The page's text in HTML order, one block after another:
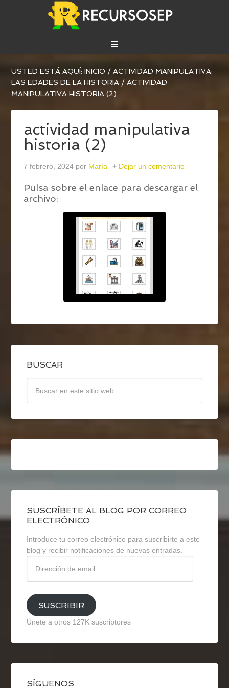
USTED ESTÁ AQUÍ:INICIO / ACTIVIDAD MANIPULATIVA:
LAS EDADES DE LA HISTORIA / ACTIVIDAD
MANIPULATIVA HISTORIA (2)
actividad manipulativa
historia (2)
7 febrero, 2024 por María Dejar un comentario
Pulsa sobre el enlace para descargar el
archivo:
BUSCAR
SUSCRÍBETE AL BLOG POR CORREO
ELECTRÓNICO
Introduce tu correo electrónico para suscribirte a este
blog y recibir notificaciones de nuevas entradas.
email
SUSCRIBIR
Únete a otros 127K suscriptores
SÍGUENOS